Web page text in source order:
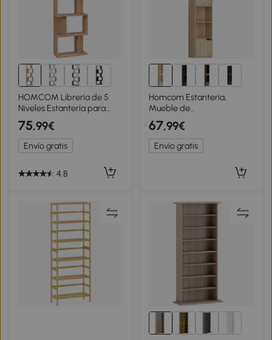
1+
HOMCOM Librería de 5
Niveles Estantería para
Libros en Forma de S para
Salón Dormitorio Estudio
Oficina 24x60x184,5 cm
Natural
75,99€
Envío gratis
4.8
2+
Homcom Estantería,
Mueble de
Almacenamiento con
Cajón, Armario y
Compartimentos Abiertos,
30X24X158 cm, Madera
67,99€
Envío gratis